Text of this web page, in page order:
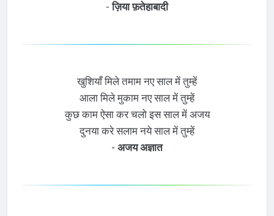
-ज़िया फ़तेहाबादी
खुशियाँ मिले तमाम नए साल में तुम्हें
आला मिले मुकाम नए साल में तुम्हें
कुछ काम ऐसा कर चलो इस साल में अजय
दुनया करे सलाम नये साल में तुम्हें
- अजय अज्ञात